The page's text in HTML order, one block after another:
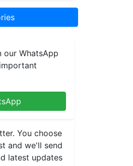
our WhatsApp
You choose
and we'll send
latest updates